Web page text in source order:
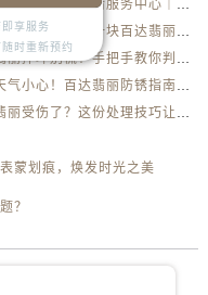
北京百达翡丽官方售后服务中心｜服务热线及办公地址权威信息公示（2026年6月最新）
从碎镜到精准走时：一块百达翡丽的重生之路
百达翡丽摔坏别慌！手把手教你判断损伤程度
潮湿天气小心！百达翡丽防锈指南助你安心佩戴
百达翡丽受伤了？这份处理技巧让你省下大几千
蒙划痕，焕发时光之美
？
享服务
时重新预约